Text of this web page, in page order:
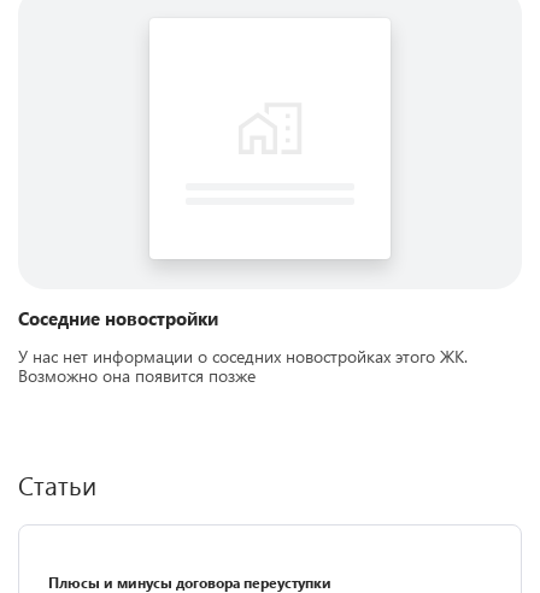
Соседние новостройки
У нас нет информации о соседних новостройках этого ЖК.
Возможно она появится позже
Статьи
Плюсы и минусы договора переуступки